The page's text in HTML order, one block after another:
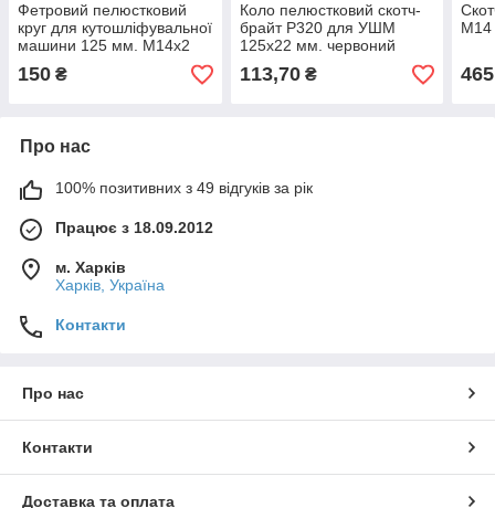
Фетровий пелюстковий
круг для кутошліфувальної
машини 125 мм. М14х2
150 ₴
Коло пелюстковий скотч-
брайт P320 для УШМ
125х22 мм. червоний
113,70₴
М14
Про нас
100% позитивних з 49 відгуків за рік
Працює з 18.09.2012
м. Харків
Харків, Україна
Контакти
Про нас
Контакти
Доставка та оплата